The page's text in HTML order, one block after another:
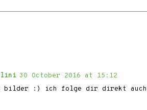
30 October 2016 at 15:12
bilder :) ich folge dir direkt